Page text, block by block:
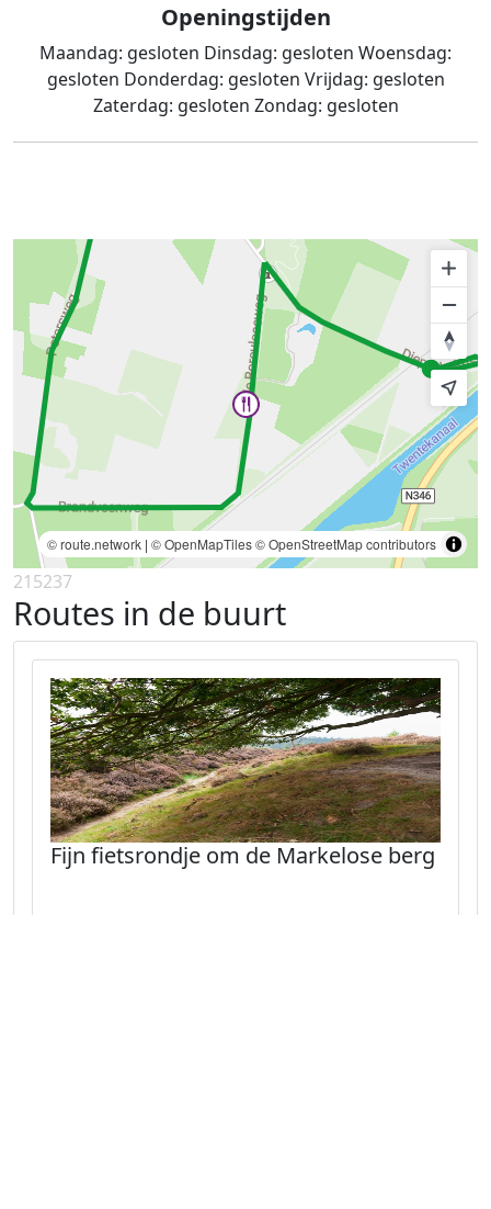
Openingstijden
Maandag: gesloten Dinsdag: gesloten Woensdag:
gesloten Donderdag: gesloten Vrijdag: gesloten
Zaterdag: gesloten Zondag: gesloten
© route.network | © OpenMapTiles© OpenStreetMap contributors
215237
Routes in de buurt
Fijn fietsrondje om de Markelose berg